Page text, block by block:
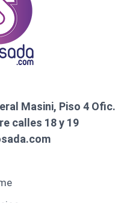
Masini, Piso 4 Ofic.
calles 18 y 19